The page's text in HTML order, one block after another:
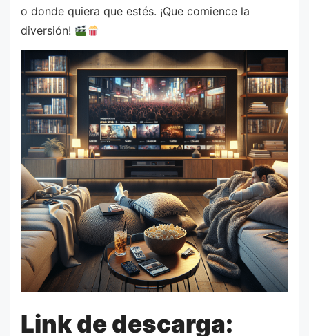
o donde quiera que estés. ¡Que comience la
diversión!
Link de descarga: